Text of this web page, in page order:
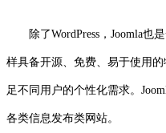
除了WordPress，Joomla也
样具备开源、免费、易于使用
足不同用户的个性化需求。
各类信息发布类网站。